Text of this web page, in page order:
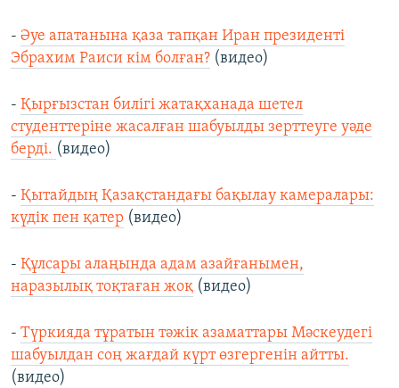
- Әуе апатанына қаза тапқан Иран президенті
Эбрахим Раиси кім болған? (видео)
- Қырғызстан билігі жатақханада шетел
студенттеріне жасалған шабуылды зерттеуге уәде
берді. (видео)
- Қытайдың Қазақстандағы бақылау камералары:
күдік пен қатер (видео)
- Құлсары алаңында адам азайғанымен,
наразылық тоқтаған жоқ (видео)
- Түркияда тұратын тәжік азаматтары Мәскеудегі
шабуылдан соң жағдай күрт өзгергенін айтты.
(видео)